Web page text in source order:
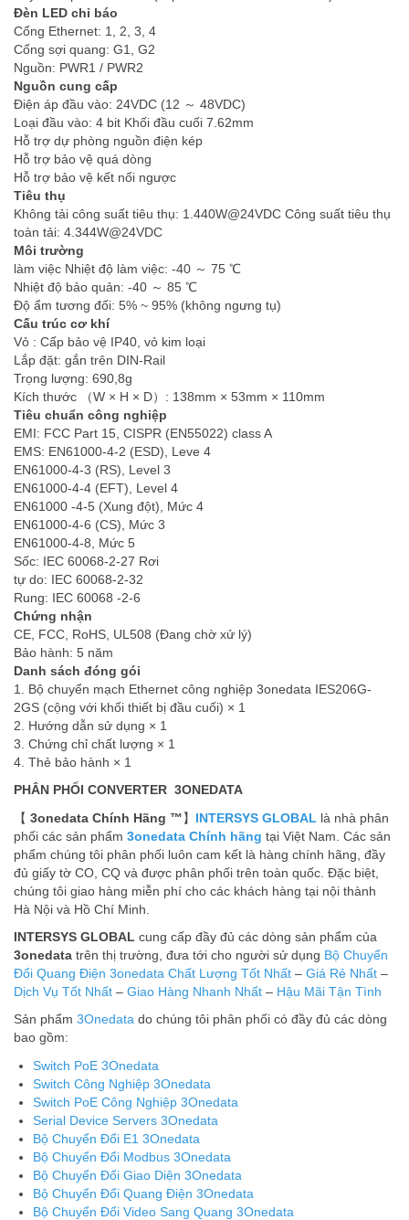
Đèn LED chỉ báo
Cổng Ethernet: 1, 2, 3, 4
Cổng sợi quang: G1, G2
Nguồn: PWR1 / PWR2
Nguồn cung cấp
Điện áp đầu vào: 24VDC (12 ～ 48VDC)
Loại đầu vào: 4 bit Khối đầu cuối 7.62mm
Hỗ trợ dự phòng nguồn điện kép
Hỗ trợ bảo vệ quá dòng
Hỗ trợ bảo vệ kết nối ngược
Tiêu thụ
Không tải công suất tiêu thụ: 1.440W@24VDC Công suất tiêu thụ
toàn tải: 4.344W@24VDC
Môi trường
làm việc Nhiệt độ làm việc: -40 ～ 75 ℃
Nhiệt độ bảo quản: -40 ～ 85 ℃
Độ ẩm tương đối: 5% ~ 95% (không ngưng tụ)
Cấu trúc cơ khí
Vỏ : Cấp bảo vệ IP40, vỏ kim loại
Lắp đặt: gắn trên DIN-Rail
Trọng lượng: 690,8g
Kích thước （W × H × D）: 138mm × 53mm × 110mm
Tiêu chuẩn công nghiệp
EMI: FCC Part 15, CISPR (EN55022) class A
EMS: EN61000-4-2 (ESD), Leve 4
EN61000-4-3 (RS), Level 3
EN61000-4-4 (EFT), Level 4
EN61000 -4-5 (Xung đột), Mức 4
EN61000-4-6 (CS), Mức 3
EN61000-4-8, Mức 5
Sốc: IEC 60068-2-27 Rơi
tự do: IEC 60068-2-32
Rung: IEC 60068 -2-6
Chứng nhận
CE, FCC, RoHS, UL508 (Đang chờ xử lý)
Bảo hành: 5 năm
Danh sách đóng gói
1. Bộ chuyển mạch Ethernet công nghiệp 3onedata IES206G-
2GS (cộng với khối thiết bị đầu cuối) × 1
2. Hướng dẫn sử dụng × 1
3. Chứng chỉ chất lượng × 1
4. Thẻ bảo hành × 1
PHÂN PHỐI CONVERTER 3ONEDATA
【 3onedata Chính Hãng ™】 INTERSYS GLOBAL là nhà phân
phối các sản phẩm 3onedata Chính hãng tại Việt Nam. Các sản
phẩm chúng tôi phân phối luôn cam kết là hàng chính hãng, đầy
đủ giấy tờ CO, CQ và được phân phối trên toàn quốc. Đặc biệt,
chúng tôi giao hàng miễn phí cho các khách hàng tại nội thành
Hà Nội và Hồ Chí Minh.
INTERSYS GLOBAL cung cấp đầy đủ các dòng sản phẩm của
3onedata trên thị trường, đưa tới cho người sử dụng Bộ Chuyển
Đổi Quang Điện 3onedata Chất Lượng Tốt Nhất – Giá Rẻ Nhất –
Dịch Vụ Tốt Nhất – Giao Hàng Nhanh Nhất – Hậu Mãi Tận Tình
Sản phẩm 3Onedata do chúng tôi phân phối có đầy đủ các dòng
bao gồm:
Switch PoE 3Onedata
Switch Công Nghiệp 3Onedata
Switch PoE Công Nghiệp 3Onedata
Serial Device Servers 3Onedata
Bộ Chuyển Đổi E1 3Onedata
Bộ Chuyển Đổi Modbus 3Onedata
Bộ Chuyển Đổi Giao Diện 3Onedata
Bộ Chuyển Đổi Quang Điện 3Onedata
Bộ Chuyển Đổi Video Sang Quang 3Onedata